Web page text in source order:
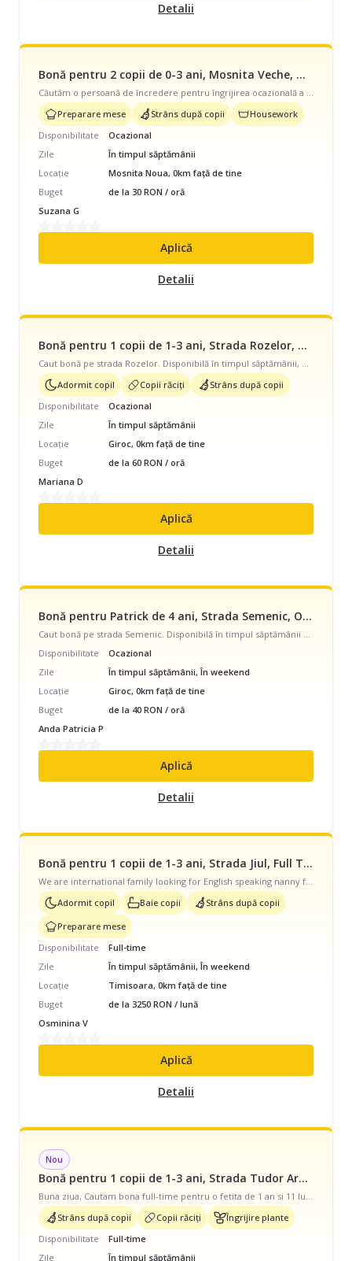
Detalii
Bonă pentru 2 copii de 0-3 ani, Mosnita Veche, Ocazional, începând cu 30 lei/oră
Preparare mese
Strâns după copii
Housework
Disponibilitate
Ocazional
Zile
În timpul săptămânii
Locație
Mosnita Noua, 0km față de tine
Buget
de la 30 RON / oră
Suzana G
Aplică
Detalii
Bonă pentru 1 copii de 1-3 ani, Strada Rozelor, Ocazional, începând cu 60 lei/oră
Adormit copil
Copii răciți
Strâns după copii
Disponibilitate
Ocazional
Zile
În timpul săptămânii
Locație
Giroc, 0km față de tine
Buget
de la 60 RON / oră
Mariana D
Aplică
Detalii
Bonă pentru Patrick de 4 ani, Strada Semenic, Ocazional, începând cu 40 lei/oră
Disponibilitate
Ocazional
Zile
În timpul săptămânii, În weekend
Locație
Giroc, 0km față de tine
Buget
de la 40 RON / oră
Anda Patricia P
Aplică
Detalii
Bonă pentru 1 copii de 1-3 ani, Strada Jiul, Full Time, începând cu 3250 lei/lună
Adormit copil
Baie copii
Strâns după copii
Preparare mese
Disponibilitate
Full-time
Zile
În timpul săptămânii, În weekend
Locație
Timisoara, 0km față de tine
Buget
de la 3250 RON / lună
Osminina V
Aplică
Detalii
Nou
Bonă pentru 1 copii de 1-3 ani, Strada Tudor Arghezi, Full Time, începând cu 4000 lei/lună
Strâns după copii
Copii răciți
Îngrijire plante
Disponibilitate
Full-time
Zile
În timpul săptămânii